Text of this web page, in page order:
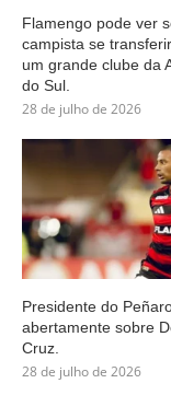
Flamengo pode ver
campista se
um grande clube da
do Sul.
28 de julho de 2026
Presidente do
abertamente sobre
Cruz.
28 de julho de 2026